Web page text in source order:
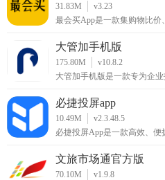
31.83M
v3.23
最会买App是一款集购物比价
大管加手机版
175.80M
v10.8.2
大管加手机版是一款专为企
必捷投屏app
10.49M
v2.3.48.5
必捷投屏App是一款高效、便
文旅市场通官方版
70.10M v1.9.8